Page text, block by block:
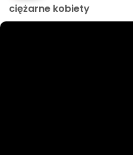
ciężarne kobiety